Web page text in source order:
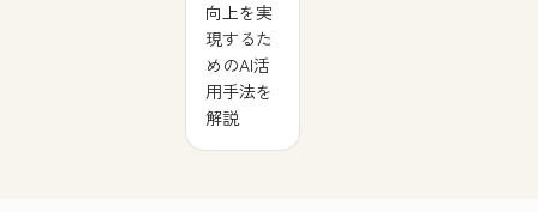
向上を実
現するた
めのAI活
用手法を
解説